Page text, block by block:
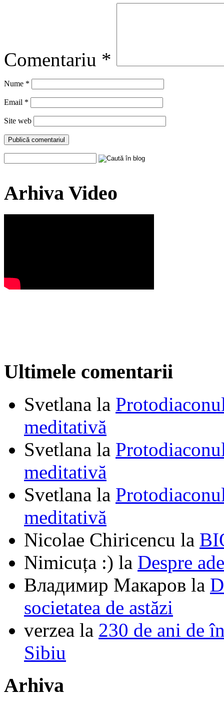
Comentariu *
Nume *
Email *
Site web
Arhiva Video
Ultimele comentarii
Svetlana la
meditativă
Svetlana la
meditativă
Svetlana la
meditativă
Nicolae Chiricencu la
Nimicuța :) la Despre
Владимир Макаров la
societatea de astăzi
verzea la 230 de ani de
Sibiu
Arhiva